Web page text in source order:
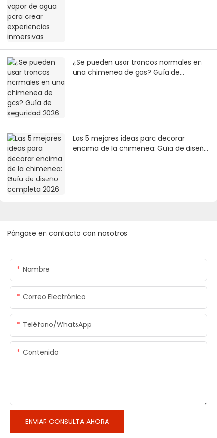
¿Se pueden usar troncos normales en
una chimenea de gas? Guía de
Las 5 mejores ideas para decorar
encima de la chimenea: Guía de diseño
Póngase en contacto con nosotros
Nombre
Correo Electrónico
Teléfono/WhatsApp
Contenido
ENVIAR CONSULTA AHORA